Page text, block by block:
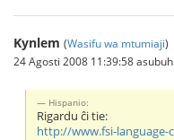
Kynlem (Wasifu wa mtumiaji)
24 Agosti 2008 11:39:58 asubuhi
Hispanio:
Rigardu ĉi tie:
http://www.fsi-language-